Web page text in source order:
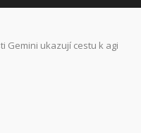
Gemini ukazují cestu k agi